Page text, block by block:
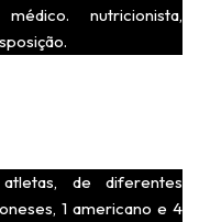
nutricionista,
de diferentes
1 americano e 4